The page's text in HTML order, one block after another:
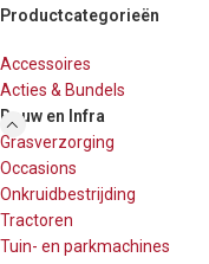
Productcategorieën
Accessoires
Acties & Bundels
Bouw en Infra
Grasverzorging
Occasions
Onkruidbestrijding
Tractoren
Tuin- en parkmachines